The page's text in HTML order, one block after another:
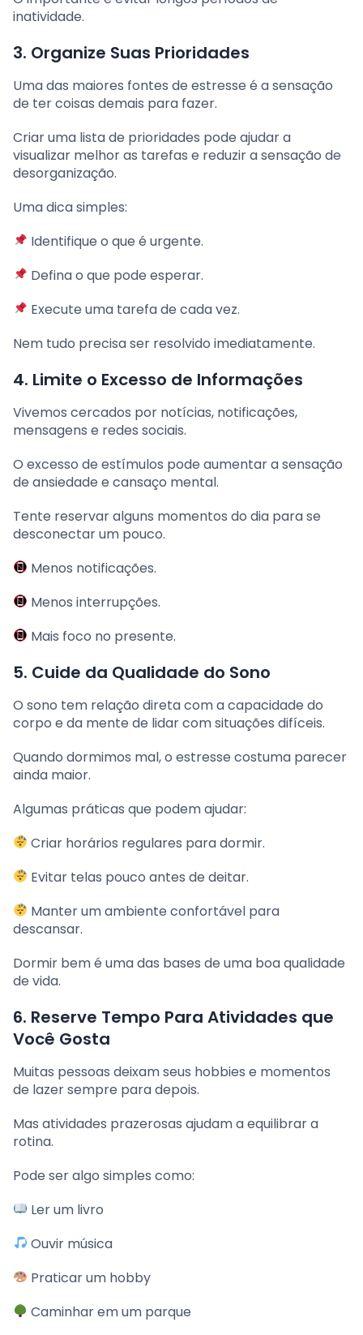
inatividade.
3. Organize Suas Prioridades
Uma das maiores fontes de estresse é a sensação
de ter coisas demais para fazer.
Criar uma lista de prioridades pode ajudar a
visualizar melhor as tarefas e reduzir a sensação de
desorganização.
Uma dica simples:
Identifique o que é urgente.
Defina o que pode esperar.
Execute uma tarefa de cada vez.
Nem tudo precisa ser resolvido imediatamente.
4. Limite o Excesso de Informações
Vivemos cercados por notícias, notificações,
mensagens e redes sociais.
O excesso de estímulos pode aumentar a sensação
de ansiedade e cansaço mental.
Tente reservar alguns momentos do dia para se
desconectar um pouco.
Menos notificações.
Menos interrupções.
Mais foco no presente.
5. Cuide da Qualidade do Sono
O sono tem relação direta com a capacidade do
corpo e da mente de lidar com situações difíceis.
Quando dormimos mal, o estresse costuma parecer
ainda maior.
Algumas práticas que podem ajudar:
Criar horários regulares para dormir.
Evitar telas pouco antes de deitar.
Manter um ambiente confortável para
descansar.
Dormir bem é uma das bases de uma boa qualidade
de vida.
6. Reserve Tempo Para Atividades que
Você Gosta
Muitas pessoas deixam seus hobbies e momentos
de lazer sempre para depois.
Mas atividades prazerosas ajudam a equilibrar a
rotina.
Pode ser algo simples como:
Ler um livro
Ouvir música
Praticar um hobby
Caminhar em um parque